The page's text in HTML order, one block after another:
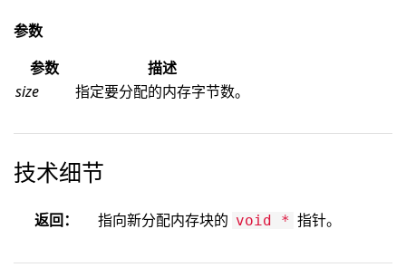
参数
参数
描述
size
指定要分配的内存字节数。
技术细节
返回： 指向新分配内存块的 void * 指针。